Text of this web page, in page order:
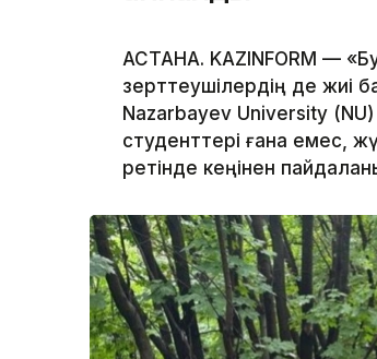
АСТАНА. KAZINFORM —
зерттеушілердің де жиі
Nazarbayev University
студенттері ғана емес,
ретінде кеңінен